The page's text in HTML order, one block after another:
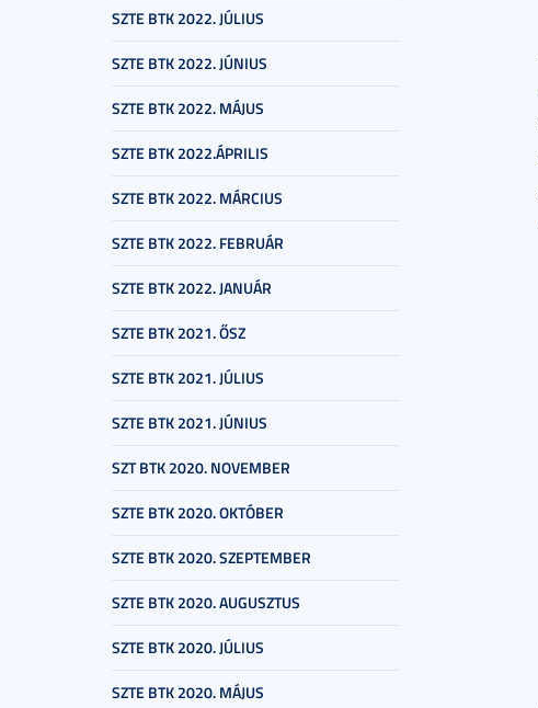
SZTE BTK 2022. JÚLIUS
SZTE BTK 2022. JÚNIUS
SZTE BTK 2022. MÁJUS
SZTE BTK 2022.ÁPRILIS
SZTE BTK 2022. MÁRCIUS
SZTE BTK 2022. FEBRUÁR
SZTE BTK 2022. JANUÁR
SZTE BTK 2021. ŐSZ
SZTE BTK 2021. JÚLIUS
SZTE BTK 2021. JÚNIUS
SZT BTK 2020. NOVEMBER
SZTE BTK 2020. OKTÓBER
SZTE BTK 2020. SZEPTEMBER
SZTE BTK 2020. AUGUSZTUS
SZTE BTK 2020. JÚLIUS
SZTE BTK 2020. MÁJUS